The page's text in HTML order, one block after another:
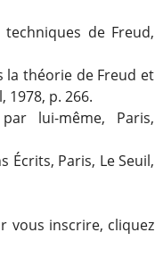
techniques de Freud,
la théorie de Freud et
1978, p. 266.
lui-même, Paris,
Écrits, Paris, Le Seuil,
vous inscrire, cliquez